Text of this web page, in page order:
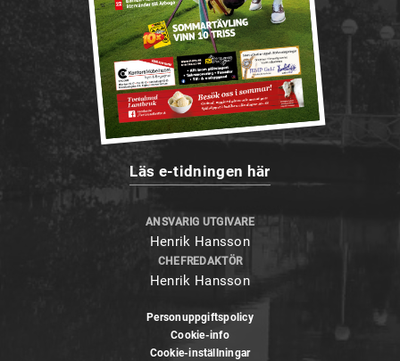
Läs e-tidningen här
ANSVARIG UTGIVARE
Henrik Hansson
CHEFREDAKTÖR
Henrik Hansson
Personuppgiftspolicy
Cookie-info
Cookie-inställningar